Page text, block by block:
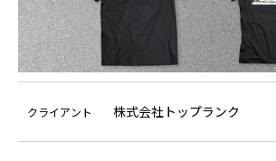
クライアント 株式会社トップランク